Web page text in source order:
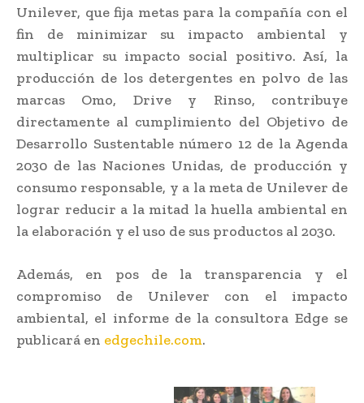
Unilever, que fija metas para la compañía con el
fin de minimizar su impacto ambiental y
multiplicar su impacto social positivo. Así, la
producción de los detergentes en polvo de las
marcas Omo, Drive y Rinso, contribuye
directamente al cumplimiento del Objetivo de
Desarrollo Sustentable número 12 de la Agenda
2030 de las Naciones Unidas, de producción y
consumo responsable, y a la meta de Unilever de
lograr reducir a la mitad la huella ambiental en
la elaboración y el uso de sus productos al 2030.
Además, en pos de la transparencia y el
compromiso de Unilever con el impacto
ambiental, el informe de la consultora Edge se
publicará en edgechile.com.